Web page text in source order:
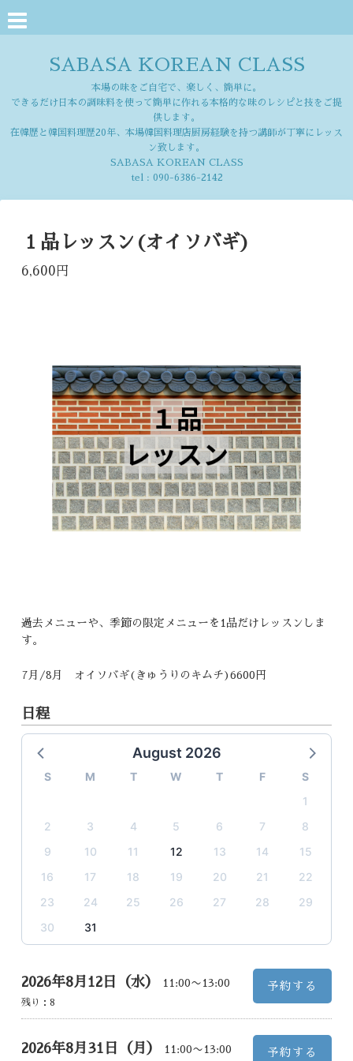
SABASA KOREAN CLASS
本場の味をご自宅で、楽しく、簡単に。
できるだけ日本の調味料を使って簡単に作れる本格的な味のレシピと技をご提
供します。
在韓歴と韓国料理歴20年、本場韓国料理店厨房経験を持つ講師が丁寧にレッス
ン致します。
SABASA KOREAN CLASS
tel : 090-6386-2142
１品レッスン(オイソバギ)
6,600円
過去メニューや、季節の限定メニューを1品だけレッスンしま
す。
7月/8月 オイソバギ(きゅうりのキムチ)6600円
日程
August 2026
S M T W T F
S
1
2
3 4 5 6 7
8
9
10 11 12 13 14
15
16
17 18 19 20 21
22
23
24 25 26 27 28
29
30
31
2026年8月12日（水） 11:00〜13:00
残り： 8
予約する
2026年8月31日（月） 11:00〜13:00 予約する